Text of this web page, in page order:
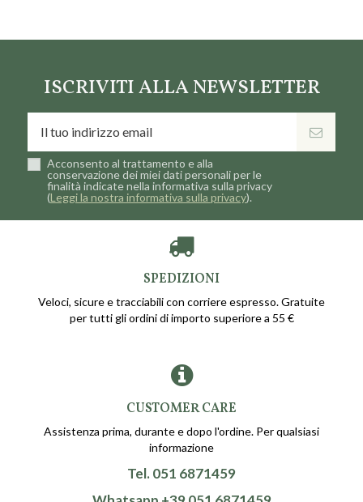
ISCRIVITI ALLA NEWSLETTER
Acconsento al trattamento e alla
conservazione dei miei dati personali per le
finalità indicate nella informativa sulla privacy
(Leggi la nostra informativa sulla privacy).
SPEDIZIONI
Veloci, sicure e tracciabili con corriere espresso. Gratuite
per tutti gli ordini di importo superiore a 55 €
CUSTOMER CARE
Assistenza prima, durante e dopo l'ordine. Per qualsiasi
informazione
Tel. 051 6871459